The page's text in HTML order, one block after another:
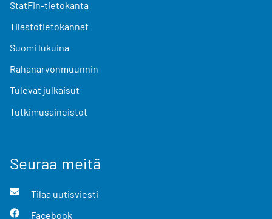
StatFin-tietokanta
Tilastotietokannat
Suomi lukuina
Rahanarvonmuunnin
Tulevat julkaisut
Tutkimusaineistot
Seuraa meitä
Tilaa uutisviesti
Facebook